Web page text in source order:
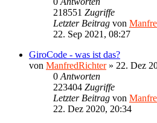
218551 Zugriffe
Letzter Beitrag von
22. Sep 2021, 08:27
GiroCode - was ist das?
von ManfredRichter» 22. Dez
0 Antworten
223404 Zugriffe
Letzter Beitrag von
22. Dez 2020, 20:34